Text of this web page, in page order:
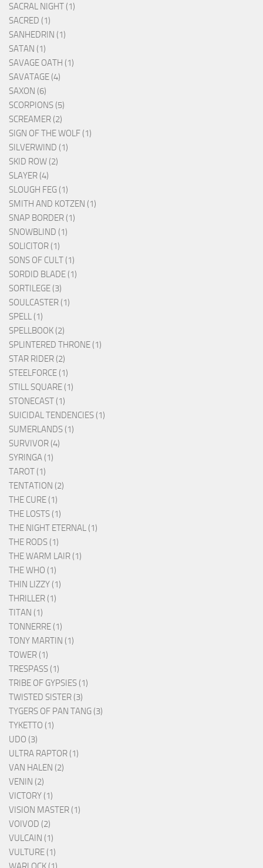
SACRAL NIGHT (1)
SACRED (1)
SANHEDRIN (1)
SATAN (1)
SAVAGE OATH (1)
SAVATAGE (4)
SAXON (6)
SCORPIONS (5)
SCREAMER (2)
SIGN OF THE WOLF (1)
SILVERWIND (1)
SKID ROW (2)
SLAYER (4)
SLOUGH FEG (1)
SMITH AND KOTZEN (1)
SNAP BORDER (1)
SNOWBLIND (1)
SOLICITOR (1)
SONS OF CULT (1)
SORDID BLADE (1)
SORTILEGE (3)
SOULCASTER (1)
SPELL (1)
SPELLBOOK (2)
SPLINTERED THRONE (1)
STAR RIDER (2)
STEELFORCE (1)
STILL SQUARE (1)
STONECAST (1)
SUICIDAL TENDENCIES (1)
SUMERLANDS (1)
SURVIVOR (4)
SYRINGA (1)
TAROT (1)
TENTATION (2)
THE CURE (1)
THE LOSTS (1)
THE NIGHT ETERNAL (1)
THE RODS (1)
THE WARM LAIR (1)
THE WHO (1)
THIN LIZZY (1)
THRILLER (1)
TITAN (1)
TONNERRE (1)
TONY MARTIN (1)
TOWER (1)
TRESPASS (1)
TRIBE OF GYPSIES (1)
TWISTED SISTER (3)
TYGERS OF PAN TANG (3)
TYKETTO (1)
UDO (3)
ULTRA RAPTOR (1)
VAN HALEN (2)
VENIN (2)
VICTORY (1)
VISION MASTER (1)
VOIVOD (2)
VULCAIN (1)
VULTURE (1)